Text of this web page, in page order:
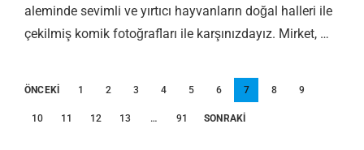
aleminde sevimli ve yırtıcı hayvanların doğal halleri ile
çekilmiş komik fotoğrafları ile karşınızdayız. Mirket, …
Yazı
sayfalandırması
ÖNCEKI 1 2 3 4 5 6 7 8 9
10 11 12 13 … 91 SONRAKI